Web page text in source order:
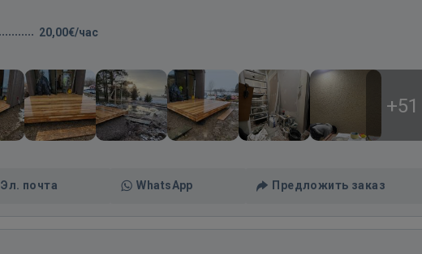
20,00€/час
+51
Эл. почта WhatsApp Предложить заказ